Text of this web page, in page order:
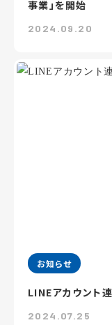
事業」を開始
2024.09.20
お知らせ
LINEアカウント
2024.07.25